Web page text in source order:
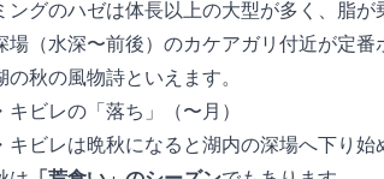
グのハゼは体長20cm以上の大型が多く、脂
場（水深3〜5m前後）のカケアガリ付近が
の秋の風物詩といえます。
ビレの「落ち」（10〜12月）
キビレは晩秋になると湖内の深場へ下り始